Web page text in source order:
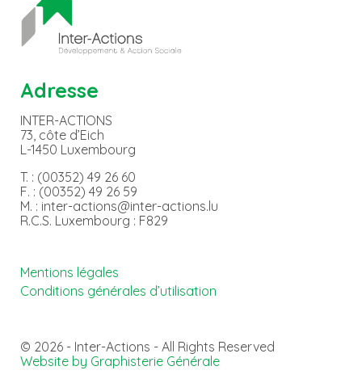
Adresse
INTER-ACTIONS
73, côte d’Eich
L-1450 Luxembourg
T. : (00352) 49 26 60
F. : (00352) 49 26 59
M. : inter-actions@inter-actions.lu
R.C.S. Luxembourg : F829
Mentions légales
Conditions générales d’utilisation
© 2026 - Inter-Actions - All Rights Reserved
Website by Graphisterie Générale